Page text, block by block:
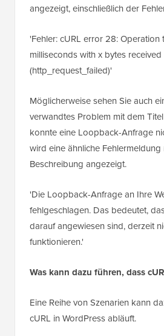
angezeigt, einschließlich der
'Fehler: cURL error 28:
milliseconds with x bytes received
(http_request_failed)'
Möglicherweise sehen Sie auch
verwandtes Problem mit dem
konnte eine Loopback-Anfrage
wird eine ähnliche
Beschreibung angezeigt.
'Die Loopback-Anfrage an Ihre
fehlgeschlagen. Das bedeutet,
darauf angewiesen sind, derzeit
funktionieren.'
Was kann dazu führen, dass
Eine Reihe von Szenarien kann
cURL in WordPress abläuft.